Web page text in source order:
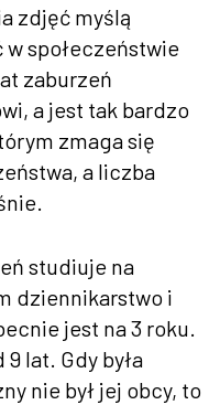
zdjęć myślą
w społeczeństwie
zaburzeń
a jest tak bardzo
zmaga się
a liczba
studiuje na
dziennikarstwo i
jest na 3 roku.
lat. Gdy była
nie był jej obcy, to